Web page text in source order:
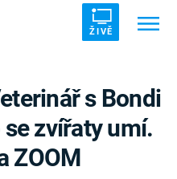
ŽIVĚ
s Bondi
zvířaty umí.
ZOOM